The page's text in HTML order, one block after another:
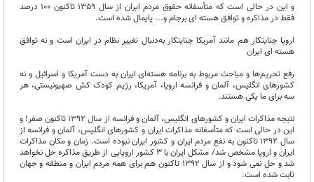
و این در حالی است که متأسفانه حقوق مردم ایران از سال 1359 تاکنون 100 درصد
فقط در مذاکره و توافق هسته ای برجام و... پایمال شده است.
اروپا جنایتکار هم مانند آمریکا جنایتکار به‌دنبال تغییر نظام در ایران است و نه توافق
هسته ای ایران
رفع تحریم‌ها و مباحث مربوط به برنامه هسته‌ای ایران به دست آمریکا و اسرائیل و نه
کشورهای انگلیس، آلمان و فرانسه اروپا، آمریکا، رژیم کودک کش صهیونیستی، هر
سه برای ما یکی هستند.
نتیجه مذاکرات ایران و کشورهای انگلیس، آلمان و فرانسه از سال 1392 تاکنون صفر! و
این در حالی است که متأسفانه مذاکرات ایران و کشورهای انگلیس، آلمان و فرانسه از
سال 1392 تاکنون به نفع مردم ایران و کشور ایران نبوده است. زمان و مکان مذاکرات
ایران و اروپا مشخص شد/ مشکل ایران با 3 کشور اروپایی از طریق مذاکره حل نخواهد
شد و حل نمی شود و از سال 1392 تاکنون هم برای همه مردم ایران و منطقه و جهان
ثابت شده است.